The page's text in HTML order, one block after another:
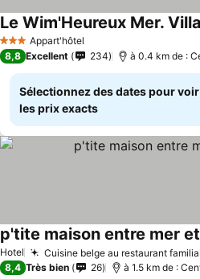
3 ÉtoilesAppart'hôtel
Le Wim'Heureux Mer.
8,8 Excellent 234 à 0.4 km de :
Sélectionnez des dates pour voir
les prix exacts
Hotel Cuisine belge au restaurant familial
p'tite maison entre mer
8,4 Très bien 26 à 1.5 km de :